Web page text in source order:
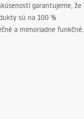
garantujeme, že
sú na 100 %
a mimoriadne funkčné.